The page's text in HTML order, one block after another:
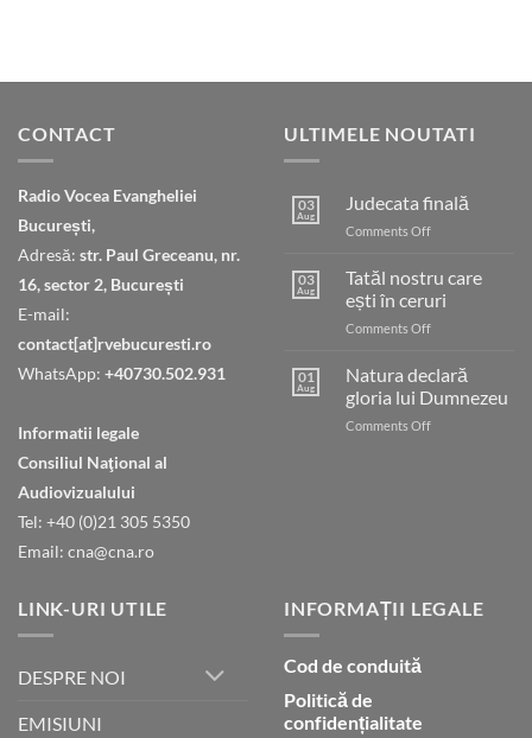
CONTACT
Radio Vocea Evangheliei
București,
Adresă: str. Paul Greceanu, nr.
16, sector 2, București
E-mail:
contact[at]rvebucuresti.ro
WhatsApp: +40730.502.931
Informatii legale
Consiliul Naţional al
Audiovizualului
Tel: +40 (0)21 305 5350
Email: cna@cna.ro
ULTIMELE NOUTATI
03
Aug
Judecata finală
Comments Offon
03
Aug
Tatăl nostru care
ești în ceruri
Comments Offon
nostru
care
ești
în
01
Aug
Natura declară
gloria lui Dumnezeu
Comments Offon
LINK-URI UTILE
DESPRE NOI
EMISIUNI
INFORMAȚII LEGALE
Cod de conduită
Politică de
confidențialitate